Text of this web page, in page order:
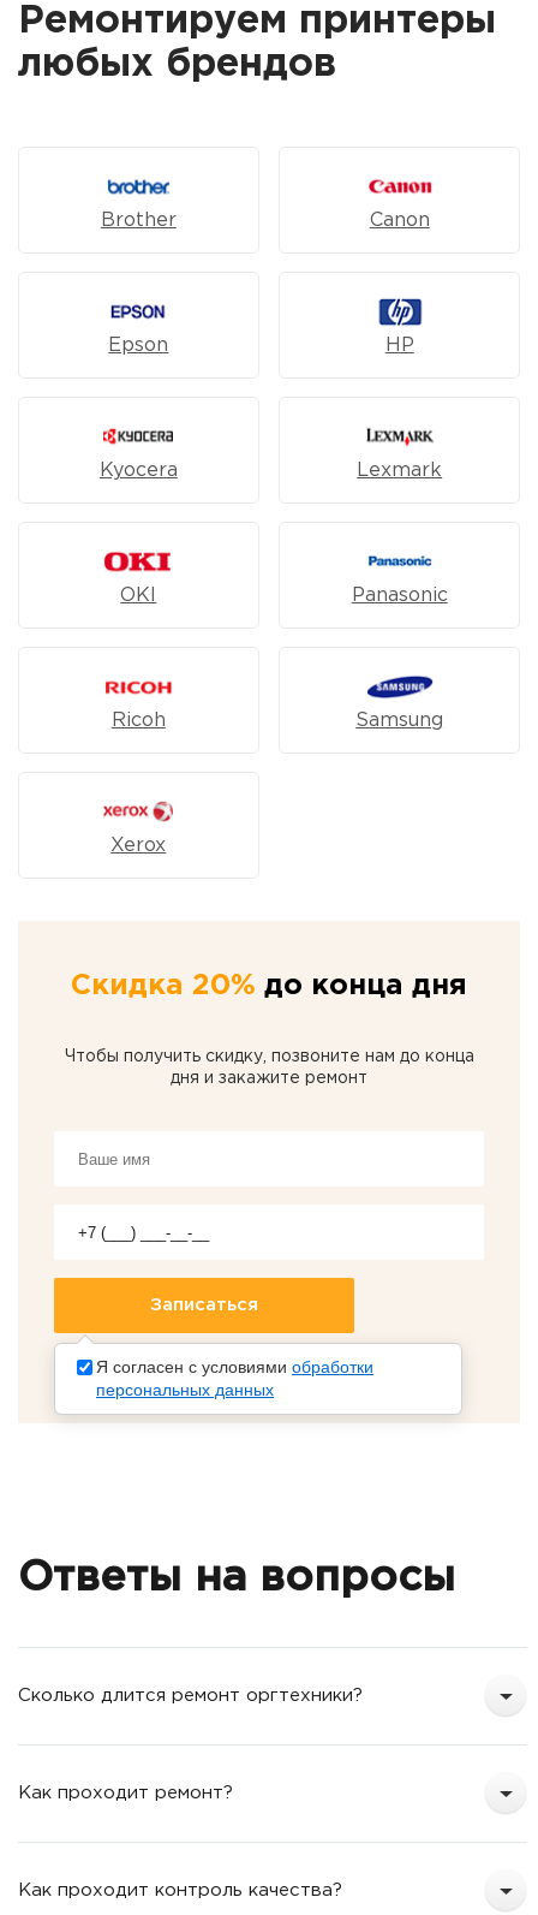
Ремонтируем принтеры
любых брендов
Brother Canon
Epson HP
Kyocera Lexmark
OKI Panasonic
Ricoh Samsung
Xerox
Скидка 20% до конца дня
Чтобы получить скидку, позвоните нам до конца
дня и закажите ремонт
Ответы на вопросы
Сколько длится ремонт оргтехники?
Как проходит ремонт?
Как проходит контроль качества?
Я согласен с условиями обработки
персональных данных